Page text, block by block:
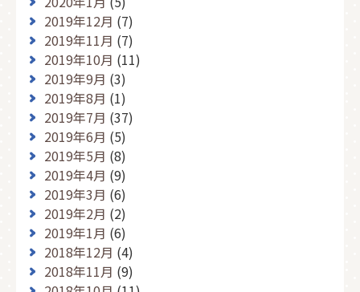
2019年12月 (7)
2019年11月 (7)
2019年10月 (11)
2019年9月 (3)
2019年8月 (1)
2019年7月 (37)
2019年6月 (5)
2019年5月 (8)
2019年4月 (9)
2019年3月 (6)
2019年2月 (2)
2019年1月 (6)
2018年12月 (4)
2018年11月 (9)